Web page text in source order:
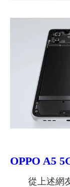
OPPO A5
從上述網友